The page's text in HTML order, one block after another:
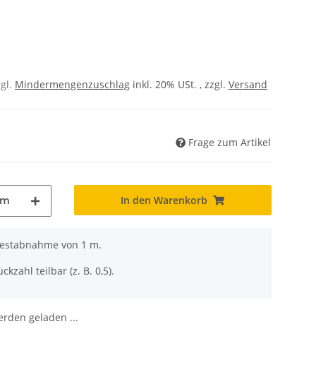
Mindermengenzuschlag inkl. 20% USt. , zzgl. Versand
Frage zum Artikel
m In den Warenkorb
von 1 m.
teilbar (z. B. 0,5).
geladen ...